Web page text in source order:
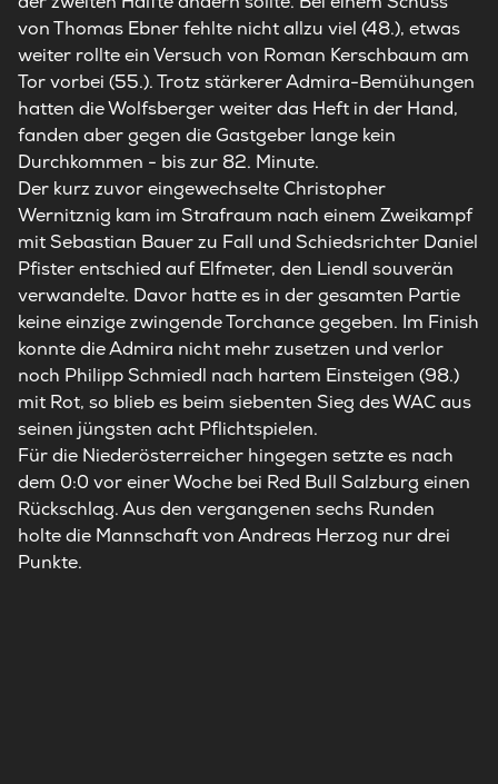
von Thomas Ebner fehlte nicht allzu viel (48.), etwas
weiter rollte ein Versuch von Roman Kerschbaum am
Tor vorbei (55.). Trotz stärkerer Admira-Bemühungen
hatten dieWolfsbergerweiter das Heft in der Hand,
fanden aber gegen die Gastgeber lange kein
Durchkommen - bis zur 82. Minute.
Der kurz zuvor eingewechselte Christopher
Wernitznig kam im Strafraum nach einem Zweikampf
mit Sebastian Bauer zu Fall und Schiedsrichter Daniel
Pfister entschied auf Elfmeter, den Liendl souverän
verwandelte. Davor hatte es in der gesamten Partie
keine einzige zwingende Torchance gegeben. Im Finish
konnte die Admira nicht mehr zusetzen und verlor
noch Philipp Schmiedl nach hartem Einsteigen (98.)
mit Rot, so blieb es beim siebenten Sieg des WAC aus
seinen jüngsten acht Pflichtspielen.
Für die Niederösterreicher hingegen setzte es nach
dem 0:0 vor einer Woche bei Red Bull Salzburg einen
Rückschlag. Aus den vergangenen sechs Runden
holte die Mannschaft von Andreas Herzog nur drei
Punkte.